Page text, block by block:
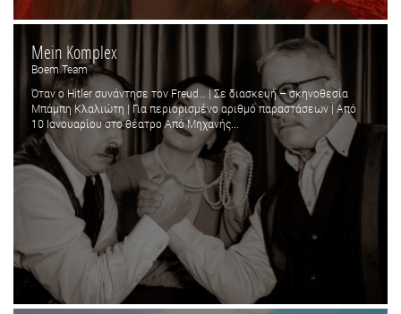
Mein Komplex
Boem Team
Όταν ο Hitler συνάντησε τον Freud… | Σε διασκευή – σκηνοθεσία
Μπάμπη Κλαλιώτη | Για περιορισμένο αριθμό παραστάσεων | Από
10 Ιανουαρίου στο θέατρο Από Μηχανής...